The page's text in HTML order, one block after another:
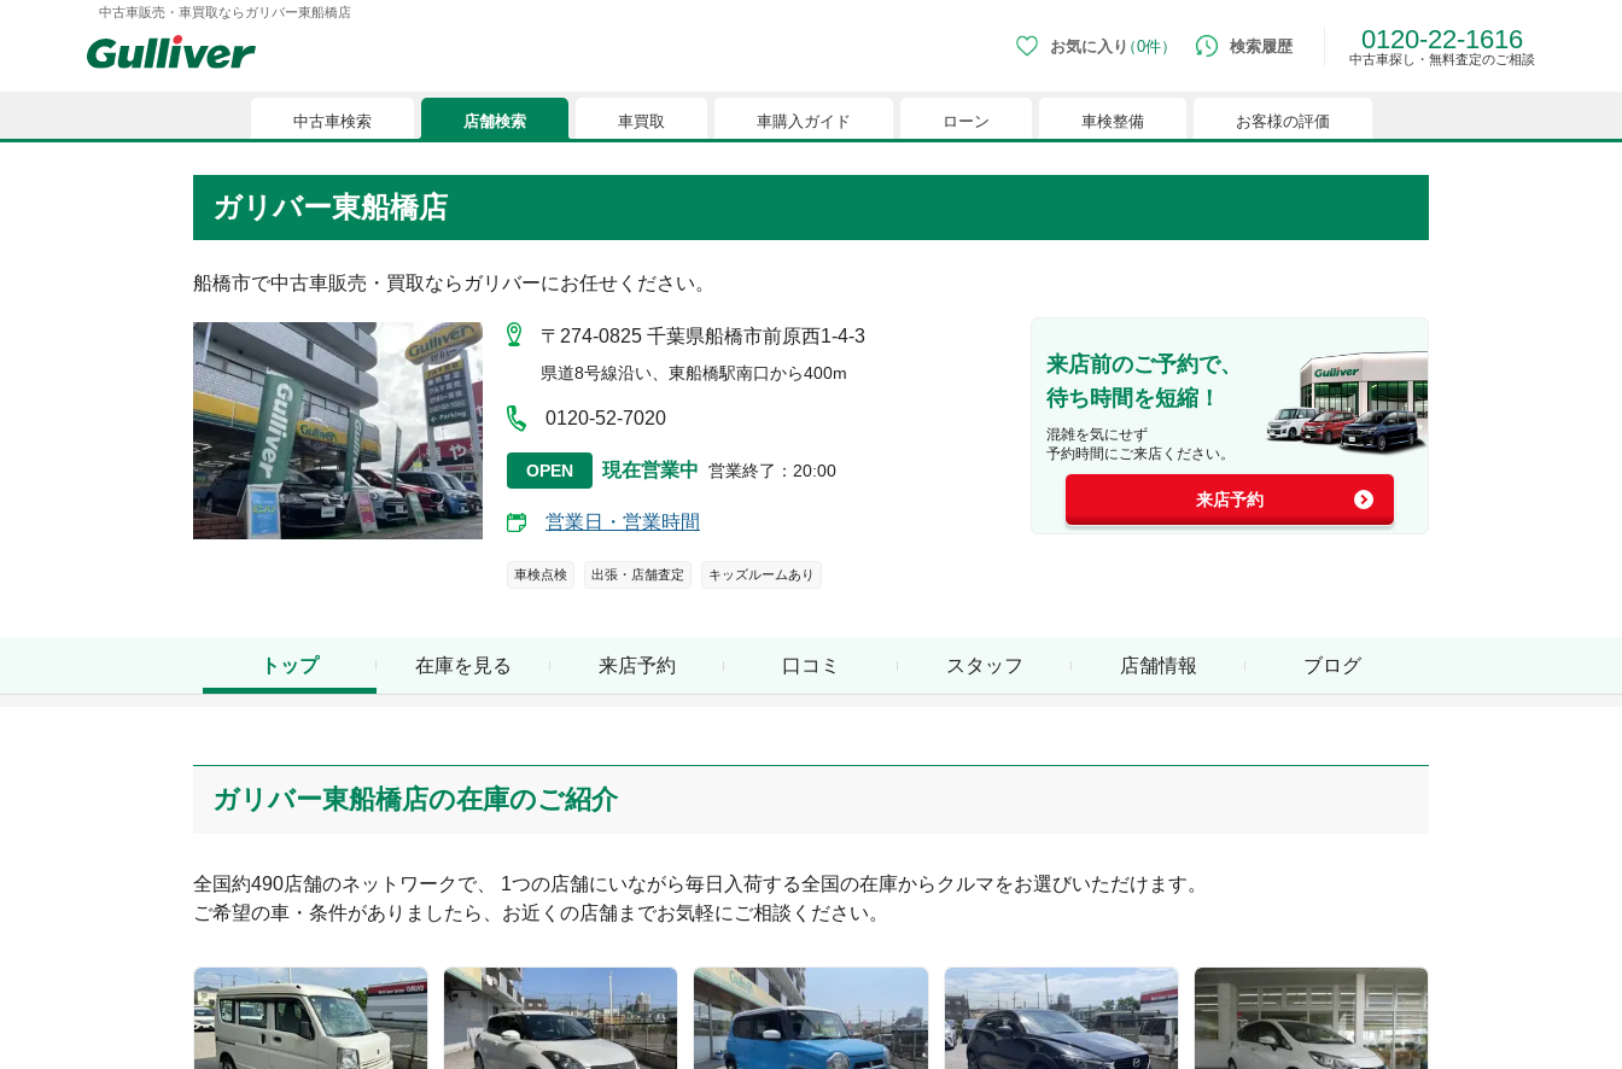
中古車販売・車買取ならガリバー東船橋店
お気に入り 0件
中古車検索
車購入ガイド
ローン
車検整備
お客様の評価
現在、お気に入りに登録されているおクルマはございません。
お気に入りに登録すると、あなただけのお気に入りのクルマリストでいつでも簡単に比較ができるようになります。
※「お気に入り」の登録を可能にするためにCookie機能を有効にしてください。
検索履歴 0120-22-1616
中古車探し・無料査定のご相談
中古車検索 店舗検索 車買取 車購入ガイド ローン 車検整備 お客様の評価
ガリバー東船橋店
船橋市で中古車販売・買取ならガリバーにお任せください。
〒274-0825 千葉県船橋市前原西1-4-3
県道8号線沿い、東船橋駅南口から400m
0120-52-7020
OPEN 現在営業中 営業終了 ： 20:00
営業日・営業時間
車検点検 出張・店舗査定 キッズルームあり
来店前のご予約で、
待ち時間を短縮！
混雑を気にせず
予約時間にご来店ください。
来店予約
トップ 在庫を見る 来店予約 口コミ スタッフ 店舗情報 ブログ
ガリバー東船橋店の在庫のご紹介
全国約490店舗のネットワークで、 1つの店舗にいながら毎日入荷する全国の在庫からクルマをお選びいただけます。
ご希望の車・条件がありましたら、お近くの店舗までお気軽にご相談ください。